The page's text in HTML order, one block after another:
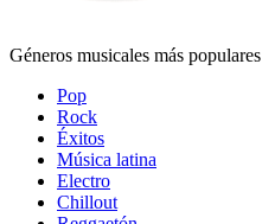
Géneros musicales más populares
Pop
Rock
Éxitos
Música latina
Electro
Chillout